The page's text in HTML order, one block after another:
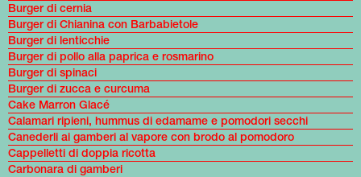
Burger di cernia
Burger di Chianina con Barbabietole
Burger di lenticchie
Burger di pollo alla paprica e rosmarino
Burger di spinaci
Burger di zucca e curcuma
Cake Marron Glacé
Calamari ripieni, hummus di edamame e pomodori secchi
Canederli ai gamberi al vapore con brodo al pomodoro
Cappelletti di doppia ricotta
Carbonara di gamberi